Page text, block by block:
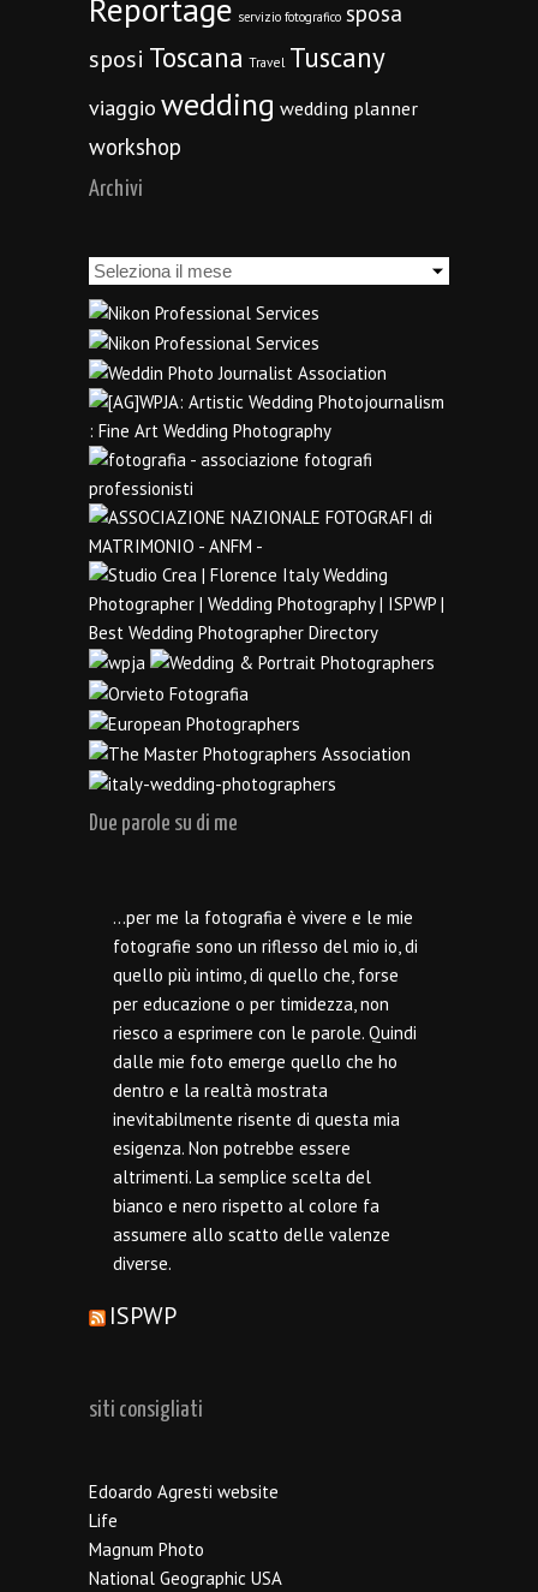
Reportage servizio fotografico sposa
sposi Toscana Travel Tuscany
viaggio wedding wedding planner
workshop
Archivi
Archivi
Due parole su di me
…per me la fotografia è vivere e le mie
fotografie sono un riflesso del mio io, di
quello più intimo, di quello che, forse
per educazione o per timidezza, non
riesco a esprimere con le parole. Quindi
dalle mie foto emerge quello che ho
dentro e la realtà mostrata
inevitabilmente risente di questa mia
esigenza. Non potrebbe essere
altrimenti. La semplice scelta del
bianco e nero rispetto al colore fa
assumere allo scatto delle valenze
diverse.
ISPWP
siti consigliati
Edoardo Agresti website
Life
Magnum Photo
National Geographic USA